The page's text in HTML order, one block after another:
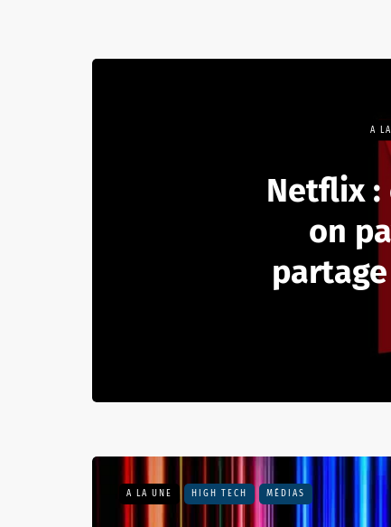
A
Netflix :
on
A LA UNE HIGH TECH MÉDIAS